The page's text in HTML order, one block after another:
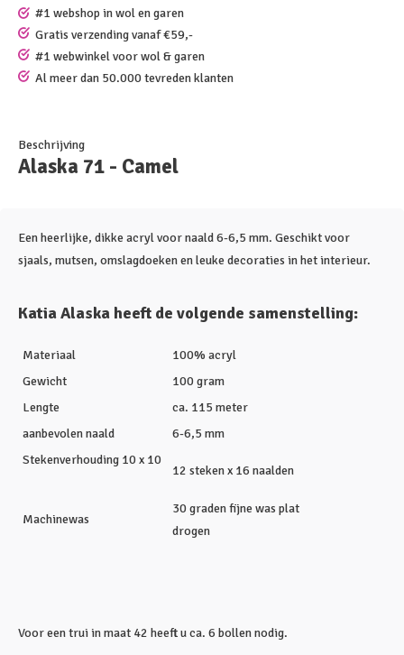
#1 webshop in wol en garen
Gratis verzending vanaf €59,-
#1 webwinkel voor wol & garen
Al meer dan 50.000 tevreden klanten
Beschrijving
Alaska 71 - Camel
Een heerlijke, dikke acryl voor naald 6-6,5 mm. Geschikt voor
sjaals, mutsen, omslagdoeken en leuke decoraties in het interieur.
Katia Alaska heeft de volgende samenstelling:
Materiaal
100% acryl
Gewicht
100 gram
Lengte
ca. 115 meter
aanbevolen naald
6-6,5 mm
Stekenverhouding 10 x 10
12 steken x 16 naalden
Machinewas
30 graden fijne was plat
drogen
Voor een trui in maat 42 heeft u ca. 6 bollen nodig.